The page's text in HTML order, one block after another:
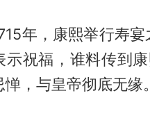
年，康熙举行寿
示祝福，谁料传到
，与皇帝彻底无缘。